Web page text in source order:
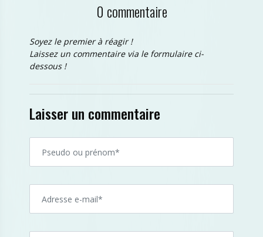
0 commentaire
Soyez le premier à réagir !
Laissez un commentaire via le formulaire ci-
dessous !
Laisser un commentaire